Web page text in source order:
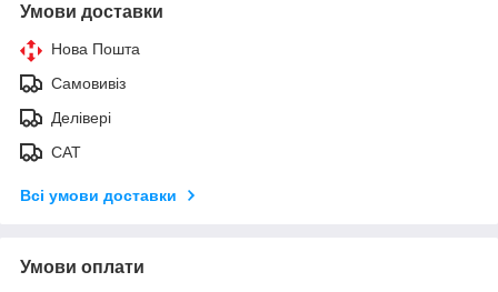
Умови доставки
Нова Пошта
Самовивіз
Делівері
САТ
Всі умови доставки
Умови оплати